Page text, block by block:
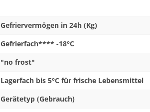
Gefriervermögen in 24h (Kg)
Gefrierfach**** -18°C
"no frost"
Lagerfach bis 5°C für frische Lebensmittel
Gerätetyp (Gebrauch)